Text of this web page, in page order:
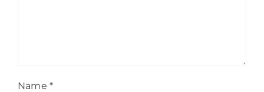
Name *